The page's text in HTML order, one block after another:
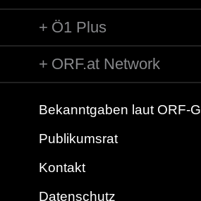
Ö1 Plus
ORF.at Network
Bekanntgaben laut ORF-G
Publikumsrat
Kontakt
Datenschutz